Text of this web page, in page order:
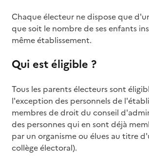
Chaque électeur ne dispose que
que soit le nombre de ses enfants
même établissement.
Qui est éligible ?
Tous les parents électeurs sont
l'exception des personnels de
membres de droit du conseil
des personnes qui en sont déjà
par un organisme ou élues au titre
collège électoral).